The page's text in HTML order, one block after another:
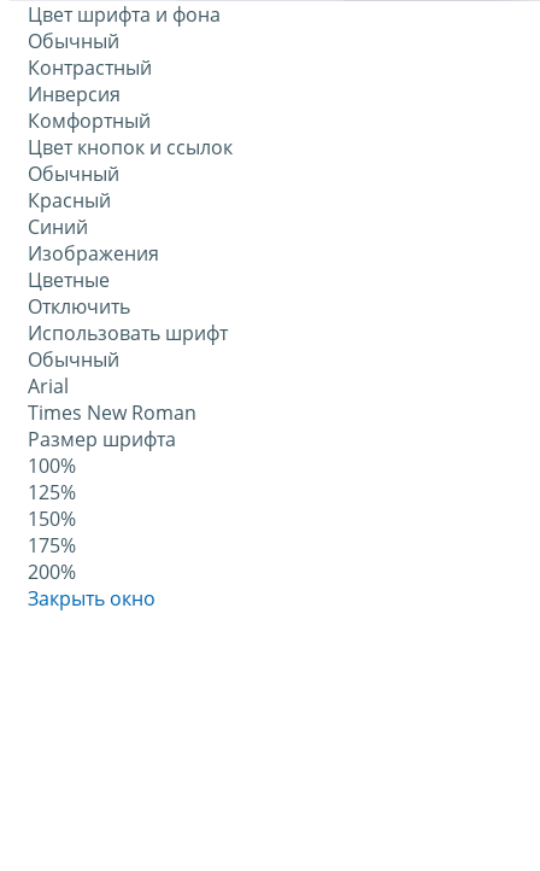
Цвет шрифта и фона
Обычный
Контрастный
Инверсия
Комфортный
Цвет кнопок и ссылок
Обычный
Красный
Синий
Изображения
Цветные
Отключить
Использовать шрифт
Обычный
Arial
Times New Roman
Размер шрифта
100%
125%
150%
175%
200%
Закрыть окно